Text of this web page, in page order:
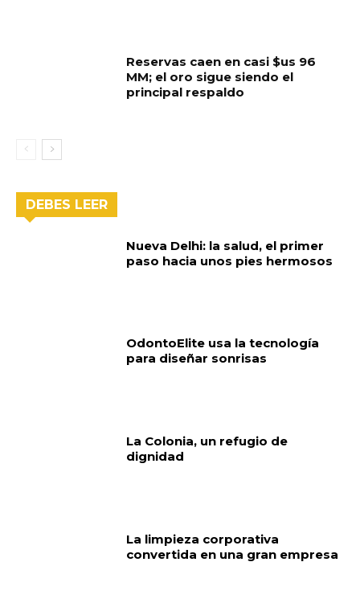
Reservas caen en casi $us 96
MM; el oro sigue siendo el
principal respaldo
DEBES LEER
Nueva Delhi: la salud, el primer
paso hacia unos pies hermosos
OdontoElite usa la tecnología
para diseñar sonrisas
La Colonia, un refugio de
dignidad
La limpieza corporativa
convertida en una gran empresa